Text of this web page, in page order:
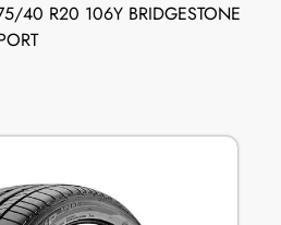
40 R20 106Y BRIDGESTONE